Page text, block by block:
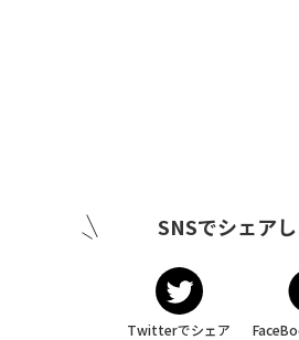
SNSでシェア
Twitterでシェア